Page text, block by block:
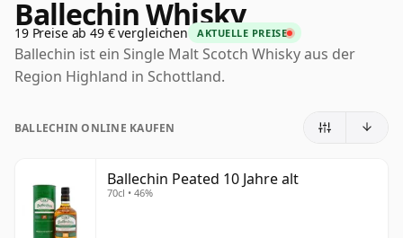
Ballechin Whisky
19 Preise ab 49 € vergleichen AKTUELLE PREISE
Ballechin ist ein Single Malt Scotch Whisky aus der
Region Highland in Schottland.
BALLECHIN ONLINE KAUFEN
Ballechin Peated 10 Jahre alt
70cl • 46%